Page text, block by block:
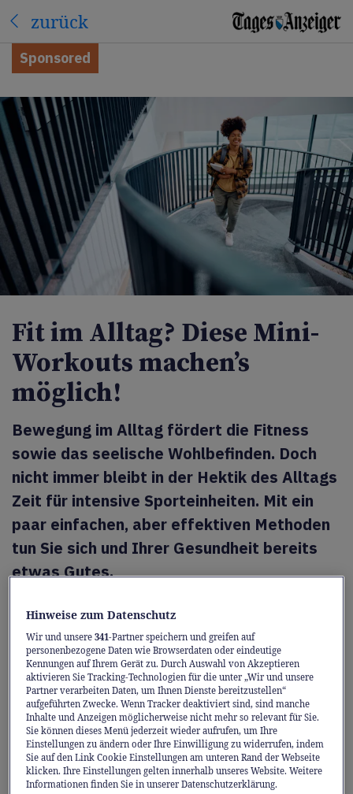
zurück
Sponsored
Fit im Alltag? Diese Mini-
Workouts machen’s
möglich!
Bewegung im Alltag fördert die Fitness
sowie das seelische Wohlbefinden. Doch
nicht immer bleibt in der Hektik des Alltags
Zeit für intensive Sporteinheiten. Mit ein
paar einfachen, aber effektiven Methoden
tun Sie sich und Ihrer Gesundheit bereits
etwas Gutes.
Körperliche Aktivität senkt das Risiko für
zahlreiche Krankheiten, verbessert die
Konzentration und hebt nachweislich die
Stimmung. Doch im stressigen Alltag kommt
Bewegung oft zu kurz. Die Auswirkungen
reichen von Gewichtszunahme über
Konditionsprobleme bis hin zu Depressionen
oder chronischen Krankheiten.
Hinweise zum Datenschutz
Wir und unsere341-Partner speichern und greifen auf
personenbezogene Daten wie Browserdaten oder eindeutige
Kennungen auf Ihrem Gerät zu. Durch Auswahl von Akzeptieren
aktivieren Sie Tracking-Technologien für die unter „Wir und unsere
Partner verarbeiten Daten, um Ihnen Dienste bereitzustellen“
aufgeführten Zwecke. Wenn Tracker deaktiviert sind, sind manche
Inhalte und Anzeigen möglicherweise nicht mehr so relevant für Sie.
Sie können dieses Menü jederzeit wieder aufrufen, um Ihre
Einstellungen zu ändern oder Ihre Einwilligung zu widerrufen, indem
Sie auf den Link Cookie Einstellungen am unteren Rand der Webseite
klicken. Ihre Einstellungen gelten innerhalb unseres Website. Weitere
Informationen finden Sie in unserer Datenschutzerklärung.